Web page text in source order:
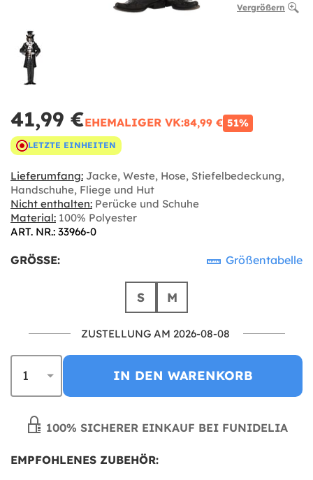
Vergrößern
41,99 €EHEMALIGER VK:84,99 € 51%
LETZTE EINHEITEN
Lieferumfang: Jacke, Weste, Hose, Stiefelbedeckung,
Handschuhe, Fliege und Hut
Nicht enthalten: Perücke und Schuhe
Material: 100% Polyester
ART. NR.: 33966-0
GRÖSSE: Größentabelle
S M
ZUSTELLUNG AM 2026-08-08
IN DEN WARENKORB
100% SICHERER EINKAUF BEI FUNIDELIA
EMPFOHLENES ZUBEHÖR: